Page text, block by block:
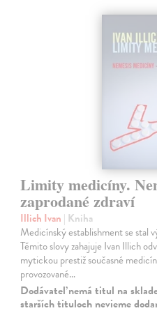
Limity medicíny.
zaprodané zdraví
Illich Ivan | Kniha
Medicínský establishment se stal
Těmito slovy zahajuje Ivan Illich
mytickou prestiž současné
provozované…
Dodávateľ nemá titul na
starších tituloch nevieme